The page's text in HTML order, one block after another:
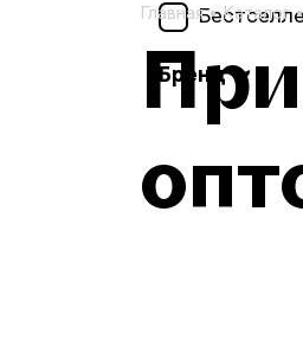
Главная Каталог
Бренд